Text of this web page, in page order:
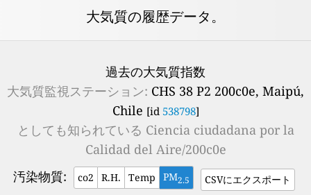
大気質の履歴データ。
過去の大気質指数
大気質監視ステーション: CHS 38 P2 200c0e, Maipú,
Chile [id 538798]
としても知られている Ciencia ciudadana por la
Calidad del Aire/200c0e
汚染物質:
co2 R.H. Temp PM2.5 CSVにエクスポート